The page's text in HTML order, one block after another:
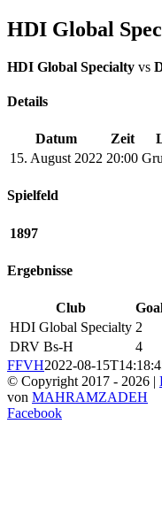
HDI Global
HDI Global Specialty vs
Details
Datum Zeit
15. August 2022 20:00
Spielfeld
1897
Ergebnisse
Club
HDI Global Specialty 2
DRV Bs-H
4
FFVH2022-08-
© Copyright 2017 - 2026 |
von MAHRAMZADEH
Facebook